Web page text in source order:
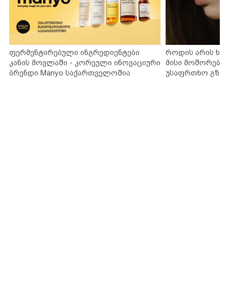
ფერმენტირებული ინგრედიენტები
კანის მოვლაში - კორეული ინოვაციური
ბრენდი Manyo საქართველოშია
როდის არის
მისი
უსაფრთხო